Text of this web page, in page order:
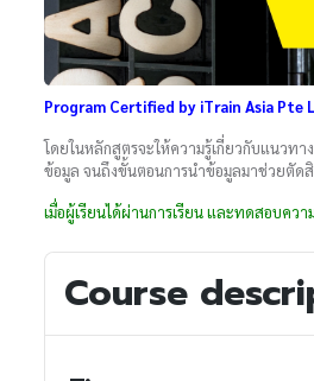
Program Certified by iTrain Asia Pte
โดยในหลักสูตรจะให้ความรู้เกี่ยวกับแนวท
ข้อมูล จนถึงขั้นตอนการนำข้อมูลมาช่วยตัด
เมื่อผู้เรียนได้ผ่านการเรียน และทดสอบค
Course